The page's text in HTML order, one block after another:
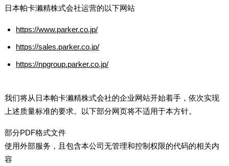
日本帕卡濑精株式会社运营的以下网站
https://www.parker.co.jp/
https://sales.parker.co.jp/
https://npgroup.parker.co.jp/
我们将从日本帕卡濑精株式会社的企业网站开始着手，依次实现
上述质量标准的要求。以下部分网页将不适用于本方针。
部分PDF格式文件
使用外部服务，且包含本公司无管理和控制权限的代码的相关内
容